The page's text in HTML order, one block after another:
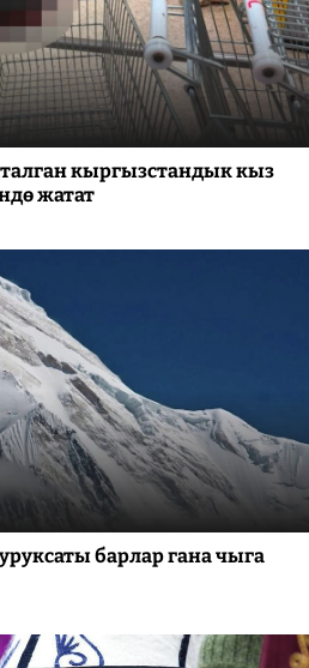
кыргызстандык кыз
жатат
барлар гана чыга